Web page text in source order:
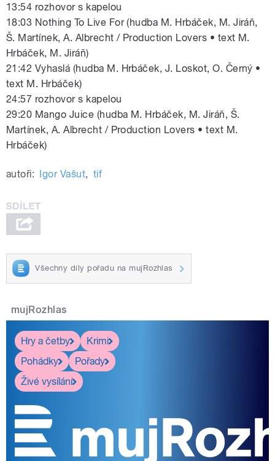
13:54 rozhovor s kapelou
18:03 Nothing To Live For (hudba M. Hrbáček, M. Jiráň,
Š. Martínek, A. Albrecht / Production Lovers • text M.
Hrbáček, M. Jiráň)
21:42 Vyhaslá (hudba M. Hrbáček, J. Loskot, O. Černý •
text M. Hrbáček)
24:57 rozhovor s kapelou
29:20 Mango Juice (hudba M. Hrbáček, M. Jiráň, Š.
Martínek, A. Albrecht / Production Lovers • text M.
Hrbáček)
autoři: Igor Vašut, tif
Všechny díly pořadu na mujRozhlas
mujRozhlas
Hry a četby
Krimi
Pohádky
Pořady
Živé vysílání